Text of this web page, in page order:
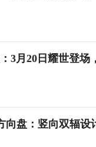
3月20日耀世登场
向盘：竖向双辐设